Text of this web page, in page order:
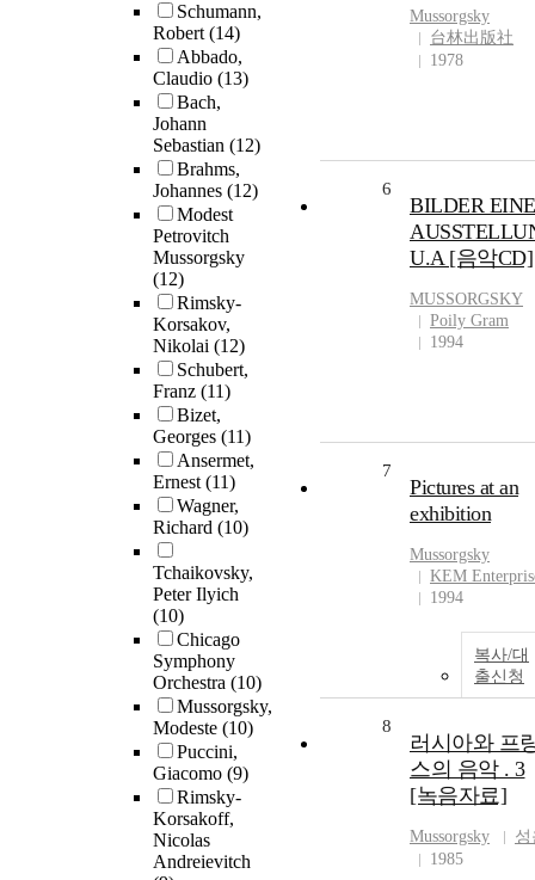
Schumann,
Robert(14)
Abbado,
Claudio (13)
Bach,
Johann
Sebastian (12)
Brahms,
Johannes (12)
Modest
Petrovitch
Mussorgsky
(12)
Rimsky-
Korsakov,
Nikolai (12)
Schubert,
Franz (11)
Bizet,
Georges (11)
Ansermet,
Ernest(11)
Wagner,
Richard (10)
Tchaikovsky,
Peter Ilyich
(10)
Chicago
Symphony
Orchestra (10)
Mussorgsky,
Modeste (10)
Puccini,
Giacomo (9)
Rimsky-
Korsakoff,
Nicolas
Andreievitch
Mussorgsky
台林出版社
1978
6
BILDER
U.A [음악CD]
MUSSORGSKY
Poily Gram
1994
7
Pictures at an
exhibition
Mussorgsky
KEM
1994
복사/대
출신청
8
러시아와 프
스의 음악 . 3
[녹음자료]
Mussorgsky
성
1985